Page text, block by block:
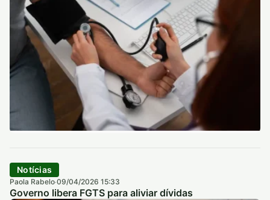
Notícias
Paola Rabelo·09/04/2026 15:33
Governo libera FGTS para aliviar dívidas